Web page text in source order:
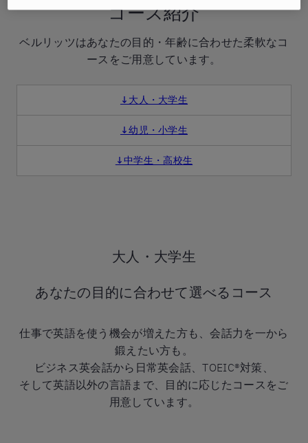
コース紹介
ベルリッツはあなたの目的・年齢に合わせた柔軟なコ
ースをご用意しています。
↓大人・大学生
↓幼児・小学生
↓中学生・高校生
大人・大学生
あなたの目的に合わせて選べるコース
仕事で英語を使う機会が増えた方も、会話力を一から
鍛えたい方も。
ビジネス英会話から日常英会話、TOEIC®対策、
そして英語以外の言語まで、目的に応じたコースをご
用意しています。